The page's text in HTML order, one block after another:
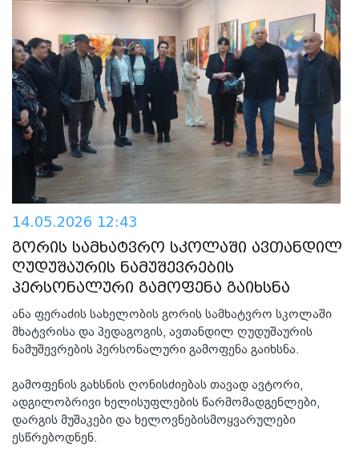
14.05.2026 12:43
გორის სამხატვრო სკოლაში ავთანდილ
ღუდუშაურის ნამუშევრების
პერსონალური გამოფენა გაიხსნა
ანა ფერაძის სახელობის გორის სამხატვრო სკოლაში
მხატვრისა და პედაგოგის, ავთანდილ ღუდუშაურის
ნამუშევრების პერსონალური გამოფენა გაიხსნა.
გამოფენის გახსნის ღონისძიებას თავად ავტორი,
ადგილობრივი ხელისუფლების წარმომადგენლები,
დარგის მუშაკები და ხელოვნებისმოყვარულები
ესწრებოდნენ.